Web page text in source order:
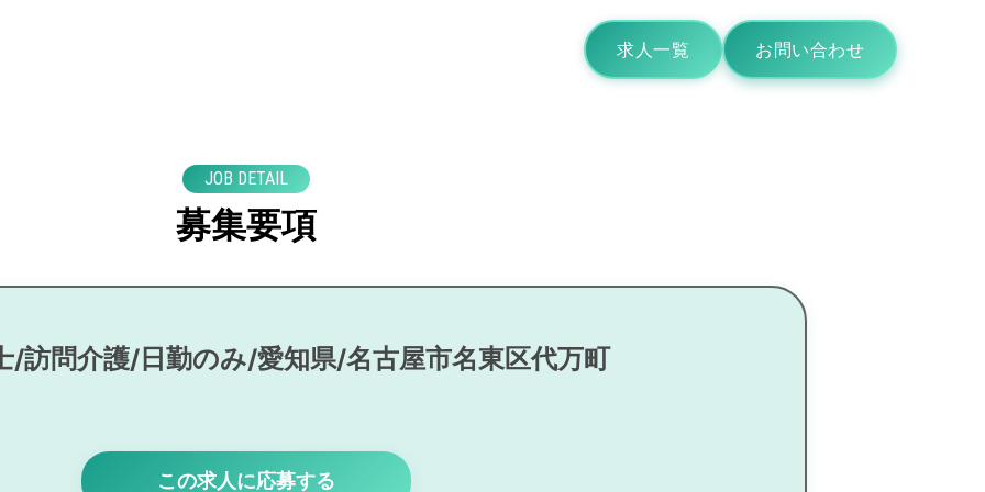
求人一覧 お問い合わせ
JOB DETAIL
募集要項
/訪問介護/日勤のみ/愛知県/名古屋市名東区代万町
この求人に応募する